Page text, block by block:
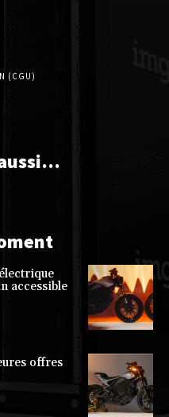
(CGU)
accessible
offres